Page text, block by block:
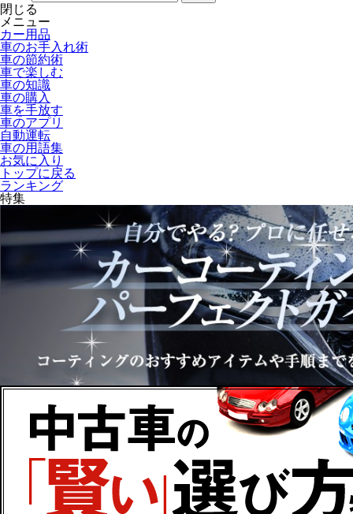
閉じる
メニュー
カー用品
車のお手入れ術
車の節約術
車で楽しむ
車の知識
車の購入
車を手放す
車のアプリ
自動運転
車の用語集
お気に入り
トップに戻る
ランキング
特集